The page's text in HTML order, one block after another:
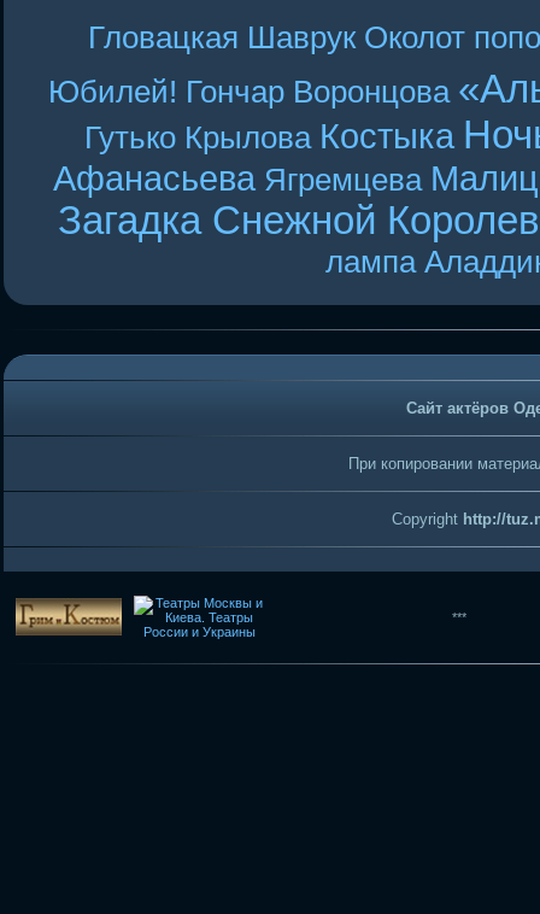
Гловацкая Шаврук Околот
Юбилей! Гончар Воронцова
Гутько Крылова Костыка
Афанасьева Ягремцева
Загадка Снежной
лампа
Сайт актёров
При копировании
Copyright http://
***